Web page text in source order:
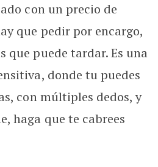
con un precio de
que pedir por encargo,
que puede tardar. Es una
donde tu puedes
con múltiples dedos, y
haga que te cabrees